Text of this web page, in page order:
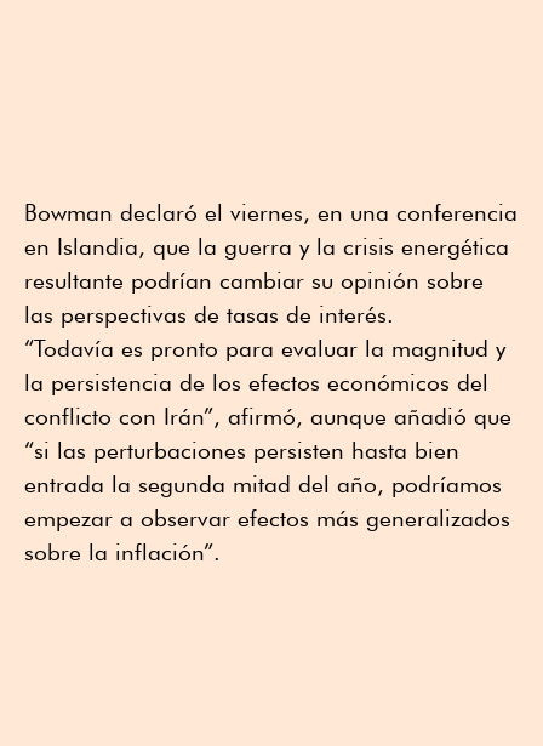
Bowman declaró el viernes, en una conferencia
en Islandia, que la guerra y la crisis energética
resultante podrían cambiar su opinión sobre
las perspectivas de tasas de interés.
“Todavía es pronto para evaluar la magnitud y
la persistencia de los efectos económicos del
conflicto con Irán”, afirmó, aunque añadió que
“si las perturbaciones persisten hasta bien
entrada la segunda mitad del año, podríamos
empezar a observar efectos más generalizados
sobre la inflación”.